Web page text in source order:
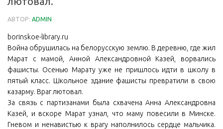
АВТОР: ADMIN ·
borinskoe-library.ru
Война обрушилась на белорусскую землю. В деревню, где жил
Марат с мамой, Анной Александровной Казей, ворвались
фашисты. Осенью Марату уже не пришлось идти в школу в
пятый класс. Школьное здание фашисты превратили в свою
казарму. Враг лютовал.
За связь с партизанами была схвачена Анна Александровна
Казей, и вскоре Марат узнал, что маму повесили в Минске.
Гневом и ненавистью к врагу наполнилось сердце мальчика.